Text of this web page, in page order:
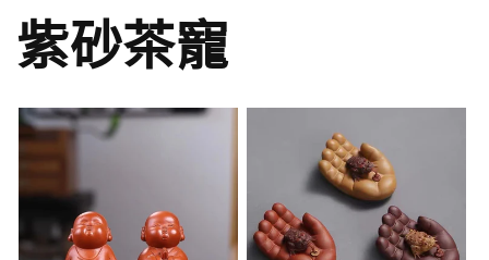
紫砂茶寵